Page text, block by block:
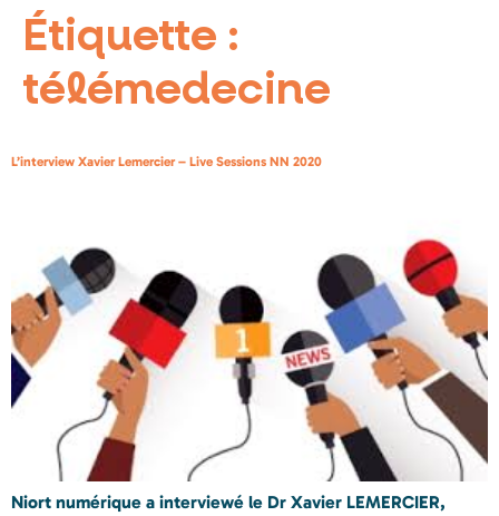
Étiquette :
télémedecine
L’interview Xavier Lemercier – Live Sessions NN 2020
Niort numérique a interviewé le Dr Xavier LEMERCIER,